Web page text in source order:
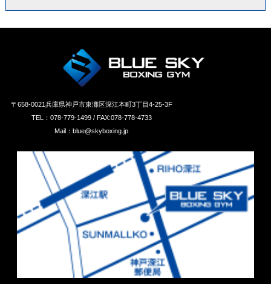
〒658‐0021兵庫県神戸市東灘区深江本町3丁目4-25-3F
TEL：078-779-1499 / FAX:078-778-4733
Mail：blue@skyboxing.jp